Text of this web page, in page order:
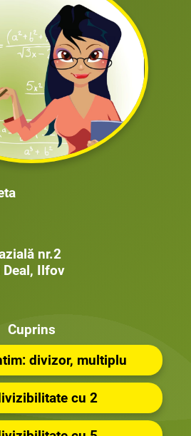
nr.2
Ilfov
Cuprins
divizor, multiplu
cu 2